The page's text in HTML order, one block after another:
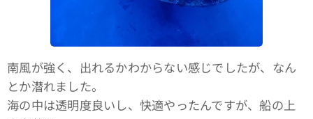
南風が強く、出れるかわからない感じでしたが、なん
とか潜れました。
海の中は透明度良いし、快適やったんですが、船の上